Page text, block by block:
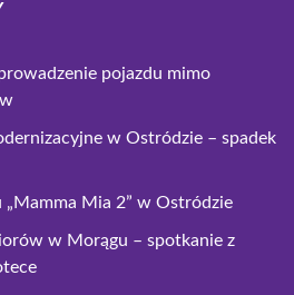
pojazdu mimo
w Ostródzie – spadek
Mia 2” w Ostródzie
w Morągu – spotkanie z